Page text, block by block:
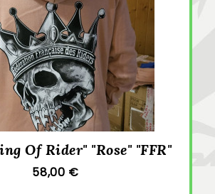
Of Rider" "Rose" "FFR"
58,00 €